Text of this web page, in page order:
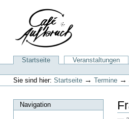
Navigation
SektionenStartseite Veranstaltungen
Benutzerspezifische
Werkzeuge
Sie sind hier: Startseite → Termine →
Navigation